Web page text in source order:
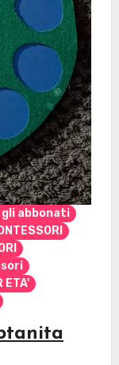
gli abbonati
ETA'